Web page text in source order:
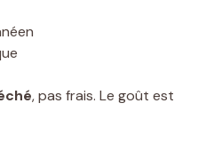
, pas frais. Le goût est